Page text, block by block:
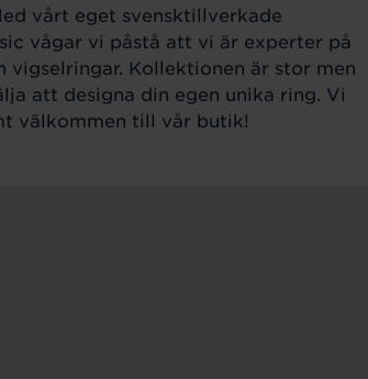
vårt eget svensktillverkade
vågar vi påstå att vi är experter på
vigselringar. Kollektionen är stor men
att designa din egen unika ring. Vi
välkommen till vår butik!